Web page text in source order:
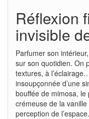
Réflexion
invisible
Parfumer son
sur son quotidien. On
textures, à
insoupçonnée d’une
bouffée de mimosa,
crémeuse de la
perception de l’espace.